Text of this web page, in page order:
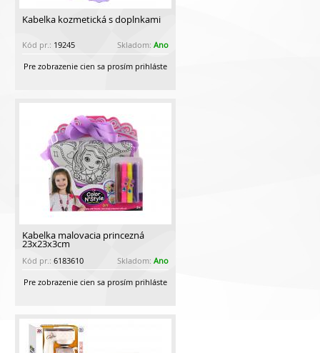
Kabelka kozmetická s doplnkami
Kód pr.: 19245 Skladom: Ano
Pre zobrazenie cien sa prosím prihláste
Kabelka malovacia princezná
23x23x3cm
Kód pr.: 6183610 Skladom: Ano
Pre zobrazenie cien sa prosím prihláste